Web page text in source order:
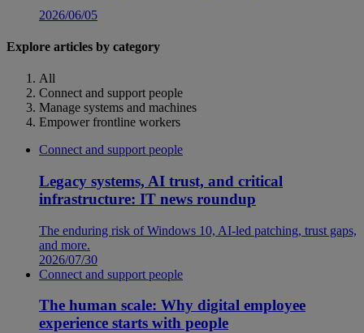
2026/06/05
Explore articles by category
All
Connect and support people
Manage systems and machines
Empower frontline workers
Connect and support people
Legacy systems, AI trust, and critical
infrastructure: IT news roundup
The enduring risk of Windows 10, AI-led patching, trust gaps,
and more.
2026/07/30
Connect and support people
The human scale: Why digital employee
experience starts with people